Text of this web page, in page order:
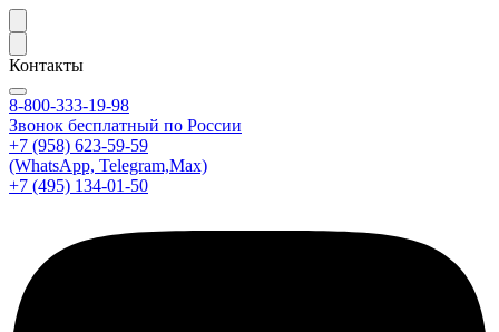
Контакты
8-800-333-19-98
Звонок бесплатный по России
+7 (958) 623-59-59
(WhatsApp, Telegram,Max)
+7 (495) 134-01-50